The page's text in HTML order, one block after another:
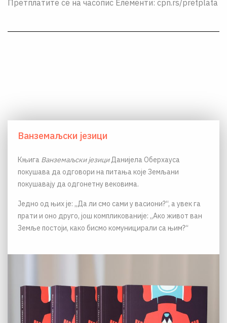
Претплатите се на часопис Елементи: cpn.rs/pretplata
Ванземаљски језици
Књига Ванземаљски језициДанијела Оберхауса
покушава да одговори на питања које Земљани
покушавају да одгонетну вековима.
Једно од њих је: „Да ли смо сами у васиони?“, а увек га
прати и оно друго, још компликованије: „Ако живот ван
Земље постоји, како бисмо комуницирали са њим?“